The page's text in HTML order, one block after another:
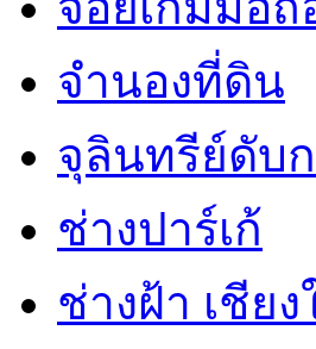
จำนองที่ดิน
จุลินทรีย์ดับ
ช่างปาร์เก้
ช่างฝ้า เชียง